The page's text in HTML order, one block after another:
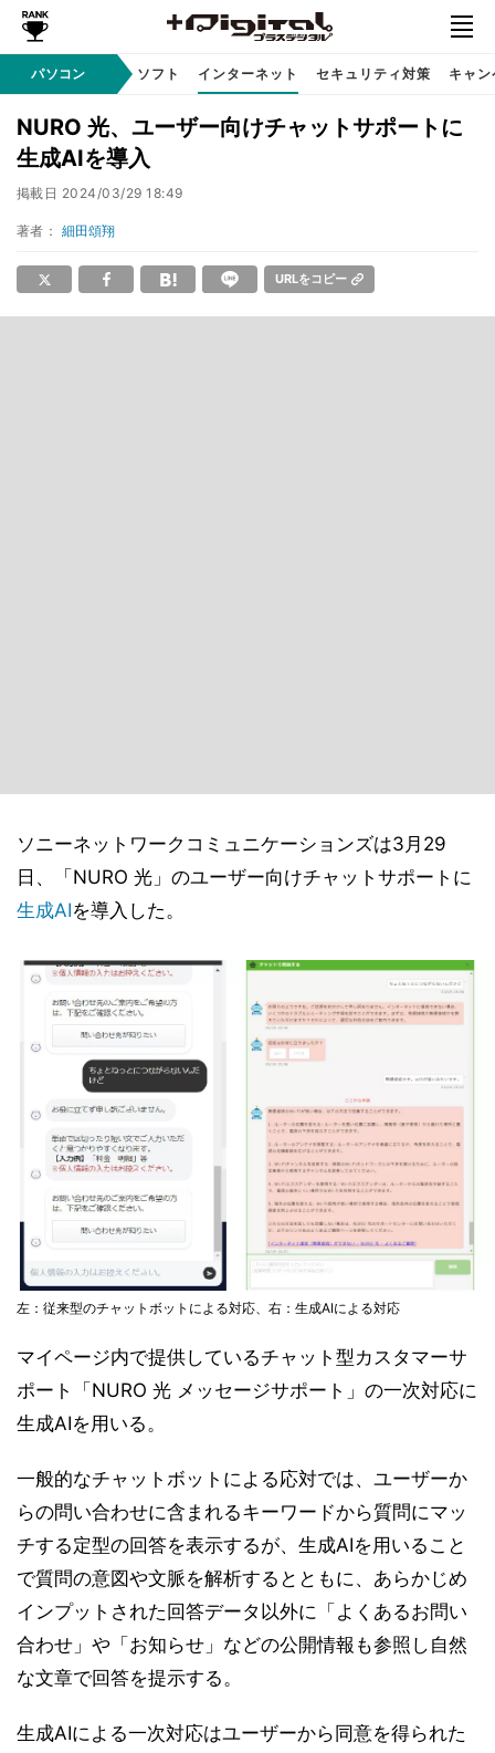
パソコン
AI PC 周辺機器 ソフト インターネット セキュリティ対策 キャ
NURO 光、ユーザー向けチャットサポートに
生成AIを導入
掲載日 2024/03/29 18:49
著者： 細田頌翔
URLをコピー
ソニーネットワークコミュニケーションズは3月29
日、「NURO 光」のユーザー向けチャットサポートに
生成AIを導入した。
左：従来型のチャットボットによる対応、右：生成AIによる対応
マイページ内で提供しているチャット型カスタマーサ
ポート「NURO 光 メッセージサポート」の一次対応に
生成AIを用いる。
一般的なチャットボットによる応対では、ユーザーか
らの問い合わせに含まれるキーワードから質問にマッ
チする定型の回答を表示するが、生成AIを用いること
で質問の意図や文脈を解析するとともに、あらかじめ
インプットされた回答データ以外に「よくあるお問い
合わせ」や「お知らせ」などの公開情報も参照し自然
な文章で回答を提示する。
生成AIによる一次対応はユーザーから同意を得られた